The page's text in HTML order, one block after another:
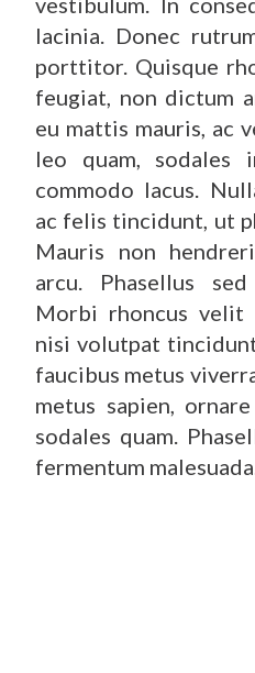
lacinia. Donec
porttitor. Quisque
feugiat, non dictum
eu mattis mauris, ac
leo quam, sodales
commodo lacus.
ac felis tincidunt, ut
Mauris non
arcu. Phasellus
Morbi rhoncus velit
nisi volutpat
faucibus metus
metus sapien,
sodales quam.
fermentum